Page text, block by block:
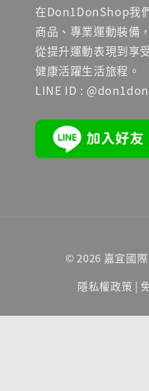
在Don1DonShop我
商品、專業運動裝備
從提升運動表現到享
健康活躍生活旅程。
LINE ID :
© 2026 嘉宜國
隱私權政策 |